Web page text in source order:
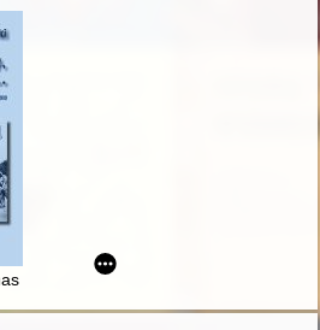
nie ma... : warszawskie akademickie